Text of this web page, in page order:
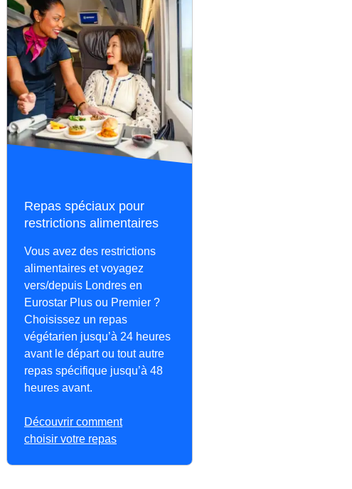
Repas spéciaux pour
restrictions alimentaires
Vous avez des restrictions
alimentaires et voyagez
vers/depuis Londres en
Eurostar Plus ou Premier ?
Choisissez un repas
végétarien jusqu’à 24 heures
avant le départ ou tout autre
repas spécifique jusqu’à 48
heures avant.
Découvrir comment
choisir votre repas